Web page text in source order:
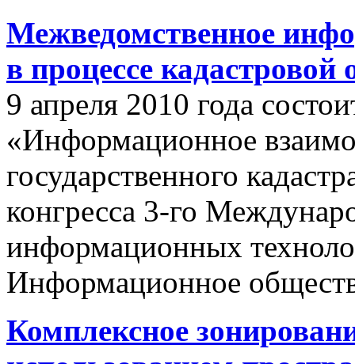
Межведомственное
в процессе
9 апреля 2010 года
«Информационное
государственного
конгресса 3-го
информационных
Информационное
Комплексное